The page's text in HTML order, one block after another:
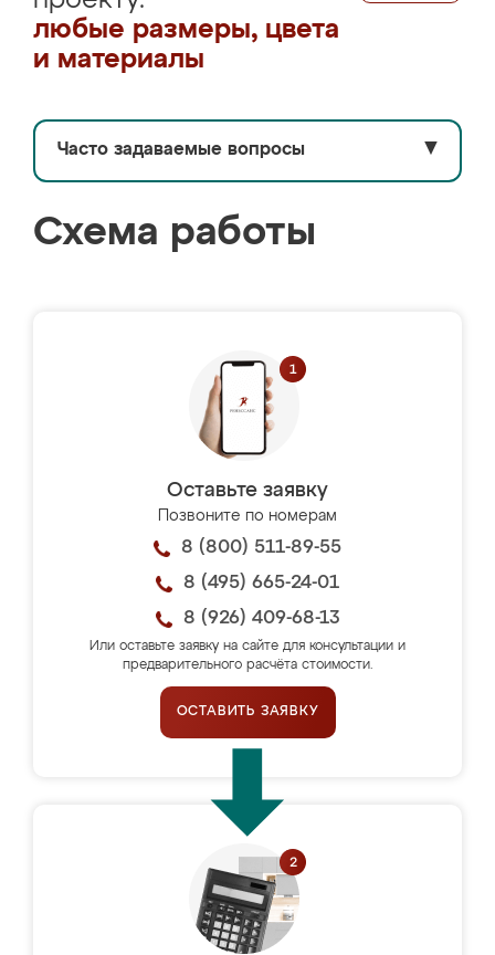
любые размеры, цвета
и материалы
Часто задаваемые вопросы ▼
Схема работы
Оставьте заявку
Позвоните по номерам
8 (800) 511-89-55
8 (495) 665-24-01
8 (926) 409-68-13
Или оставьте заявку на сайте для консультации и
предварительного расчёта стоимости.
ОСТАВИТЬ ЗАЯВКУ